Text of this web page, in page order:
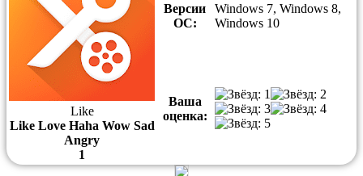
Like
Like Love Haha Wow Sad
Angry
1
Версии
ОС:
Windows 7, Windows 8,
Windows 10
Ваша
оценка: